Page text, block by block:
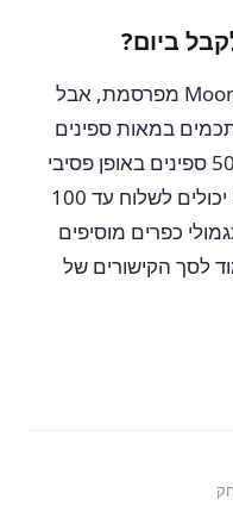
ביום?
תלוי בכמה אצוות תגמול Moon Active מפרסמת, אבל
במאות ספינים
חינם. בנוסף, המשחק ממלא עד 50 ספינים באופן פסיבי
(חמישה לשעה), חברי Facebook יכולים לשלוח עד 100
כפרים מוסיפים
לסך הקישורים של